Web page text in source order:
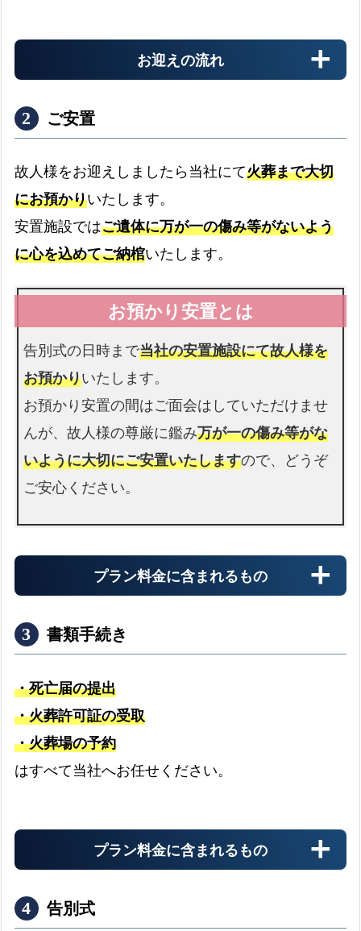
お迎えの流れ
病院
expand_more病院からのお迎えの流れ
介護施設
介護施設へのお迎えの流れ
警察署
expand_more警察署へのお迎えの流れ
ご安置
故人様をお迎えしましたら当社にて火葬まで大切
にお預かりいたします。
安置施設ではご遺体に万が一の傷み等がないよう
に心を込めてご納棺いたします。
告別式の日時まで当社の安置施設にて故人様を
お預かりいたします。
お預かり安置の間はご面会はしていただけませ
んが、故人様の尊厳に鑑み万が一の傷み等がな
いように大切にご安置いたしますので、どうぞ
ご安心ください。
プラン料金に含まれるもの
お迎え先からの搬送料金
安置料金
書類手続き
・死亡届の提出
・火葬許可証の受取
・火葬場の予約
はすべて当社へお任せください。
プラン料金に含まれるもの
告別式